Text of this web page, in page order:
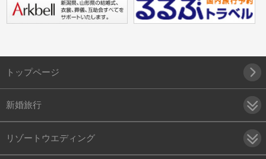
トップページ
新婚旅行
リゾートウエディング